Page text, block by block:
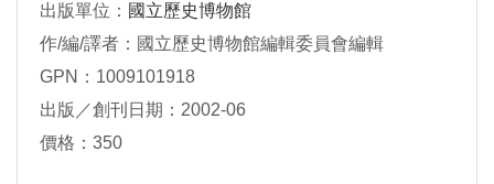
出版單位： 國立歷史博物館
作/編/譯者：國立歷史博物館編輯委員會編輯
GPN：1009101918
出版／創刊日期：2002-06
價格：350